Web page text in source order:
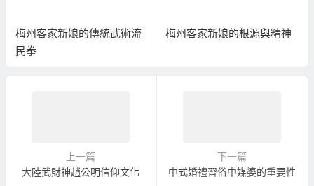
梅州客家新娘的根源與精神 廣西新娘的南寧揚美古鎮
上一篇
大陸武財神趙公明信仰文化
下一篇
中式婚禮習俗中媒婆的重要性